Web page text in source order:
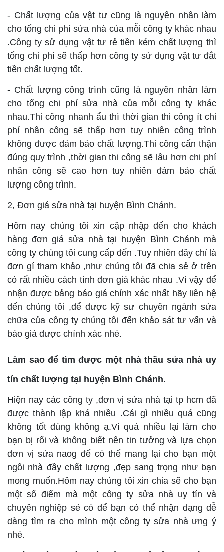
- Chất lượng của vật tư cũng là nguyên nhân làm
cho tổng chi phí sửa nhà của mỗi công ty khác nhau
.Công ty sử dụng vật tư rẻ tiền kém chất lượng thì
tổng chi phí sẽ thấp hơn công ty sử dụng vật tư đắt
tiền chất lượng tốt.
- Chất lượng công trình cũng là nguyên nhân làm
cho tổng chi phí sửa nhà của mỗi công ty khác
nhau.Thi công nhanh ẩu thì thời gian thi công ít chi
phí nhân công sẽ thấp hơn tuy nhiên công trình
không được đảm bảo chất lượng.Thi công cẩn thận
đúng quy trình ,thời gian thi công sẽ lâu hơn chi phí
nhân công sẽ cao hơn tuy nhiên đảm bảo chất
lượng công trình.
2, Đơn giá sửa nhà tại huyện Bình Chánh.
Hôm nay chúng tôi xin cập nhập đến cho khách
hàng đơn giá sửa nhà tại huyện Bình Chánh mà
công ty chúng tôi cung cấp đến .Tuy nhiên đây chỉ là
đơn gí tham khảo ,như chúng tôi đã chia sẻ ở trên
có rất nhiều cách tính đơn giá khác nhau .Vì vậy để
nhận được bảng báo giá chính xác nhất hãy liên hệ
đến chúng tôi ,để được kỹ sư chuyên ngành sửa
chữa của công ty chúng tôi đến khảo sát tư vấn và
báo giá được chính xác nhé.
Làm sao để tìm được một nhà thầu sửa nhà uy
tín chất lượng tại huyện Bình Chánh.
Hiện nay các công ty ,đơn vị sửa nhà tại tp hcm đã
được thành lập khá nhiều .Cái gì nhiều quá cũng
không tốt đúng không ạ.Vì quá nhiều lại làm cho
bạn bị rối và không biết nên tin tưởng và lựa chọn
đơn vị sửa naog để có thể mang lại cho bạn một
ngôi nhà đầy chất lượng ,đẹp sang trọng như bạn
mong muốn.Hôm nay chúng tôi xin chia sẽ cho bạn
một số điểm mà một công ty sửa nhà uy tín và
chuyên nghiệp sẻ có để bạn có thể nhận dạng dễ
dàng tìm ra cho mình một công ty sửa nhà ưng ý
nhé.